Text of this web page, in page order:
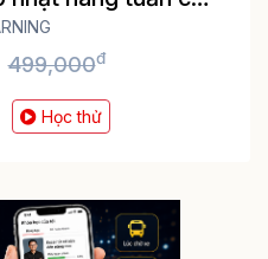
phòng
499,000đ
Học thử